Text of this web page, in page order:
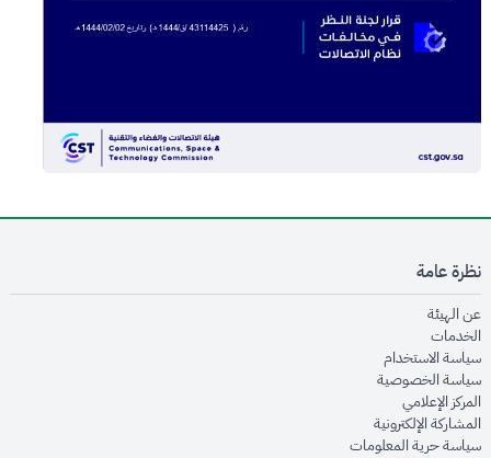
نظرة عامة
عن الهيئةopens in new window
الخدماتopens in new window
سياسة الاستخدام
سياسة الخصوصيةopens in new window
المركز الإعلاميopens in new window
المشاركة الإلكترونيةopens in new window
سياسة حرية المعلوماتopens in new window